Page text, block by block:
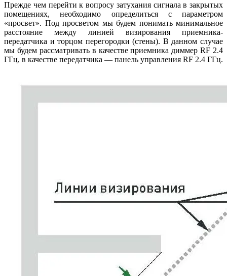
Прежде чем перейти к вопросу затухания сигнала в закрытых
помещениях, необходимо определиться с параметром
«просвет». Под просветом мы будем понимать минимальное
расстояние между линией визирования приемника-
передатчика и торцом перегородки (стены). В данном случае
мы будем рассматривать в качестве приемника диммер RF 2.4
ГГц, в качестве передатчика — панель управления RF 2.4 ГГц.